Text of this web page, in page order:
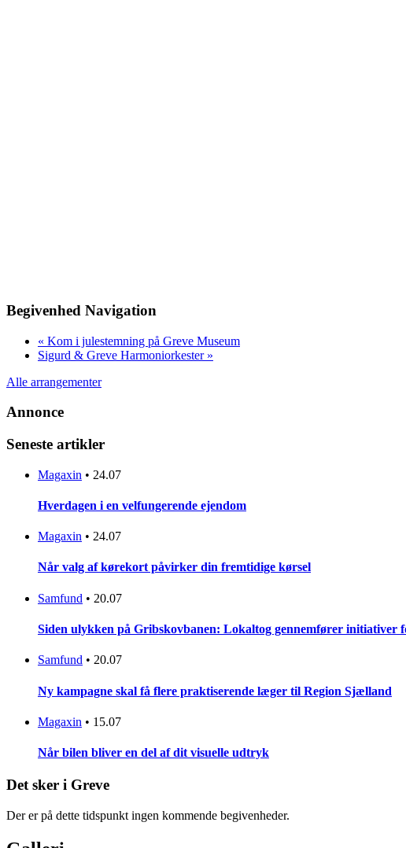
Begivenhed Navigation
« Kom i julestemning på Greve Museum
Sigurd & Greve Harmoniorkester »
Alle arrangementer
Annonce
Seneste artikler
Magaxin • 24.07
Hverdagen i en velfungerende ejendom
Magaxin • 24.07
Når valg af kørekort påvirker din fremtidige kørsel
Samfund • 20.07
Siden ulykken på Gribskovbanen: Lokaltog gennemfører initiativer
Samfund • 20.07
Ny kampagne skal få flere praktiserende læger til Region Sjælland
Magaxin • 15.07
Når bilen bliver en del af dit visuelle udtryk
Det sker i Greve
Der er på dette tidspunkt ingen kommende begivenheder.